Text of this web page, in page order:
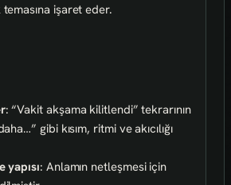
işaret eder.
: “Vakit akşama kilitlendi” tekrarının
gibi kısım, ritmi ve akıcılığı
yapısı: Anlamın netleşmesi için